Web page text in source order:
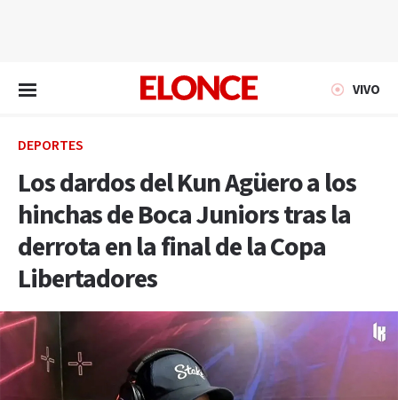
VIVO
DEPORTES
Los dardos del Kun Agüero a los
hinchas de Boca Juniors tras la
derrota en la final de la Copa
Libertadores